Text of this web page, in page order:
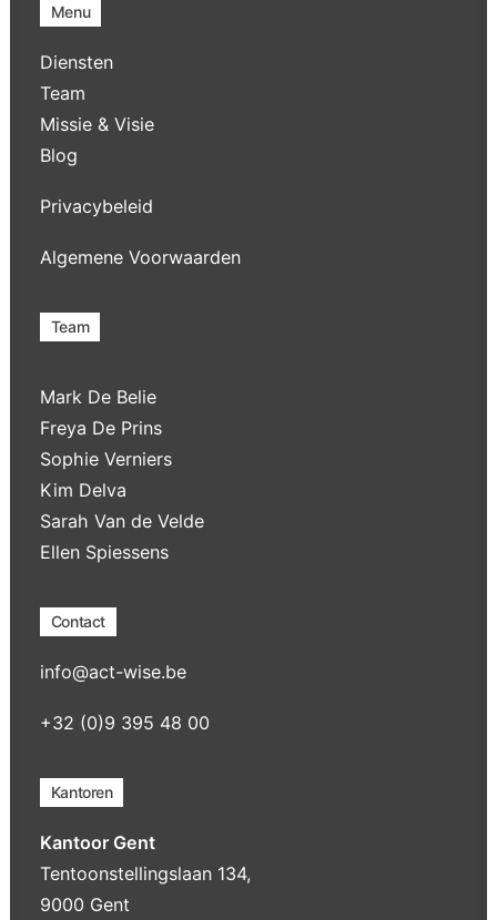
Menu
Diensten
Team
Missie & Visie
Blog
Privacybeleid
Algemene Voorwaarden
Team
Mark De Belie
Freya De Prins
Sophie Verniers
Kim Delva
Sarah Van de Velde
Ellen Spiessens
Contact
info@act-wise.be
+32 (0)9 395 48 00
Kantoren
Kantoor Gent
Tentoonstellingslaan 134,
9000 Gent